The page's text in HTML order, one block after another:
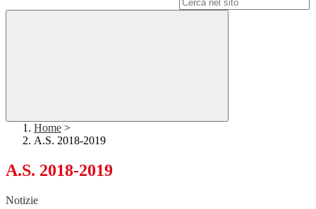
Home >
A.S. 2018-2019
A.S. 2018-2019
Notizie